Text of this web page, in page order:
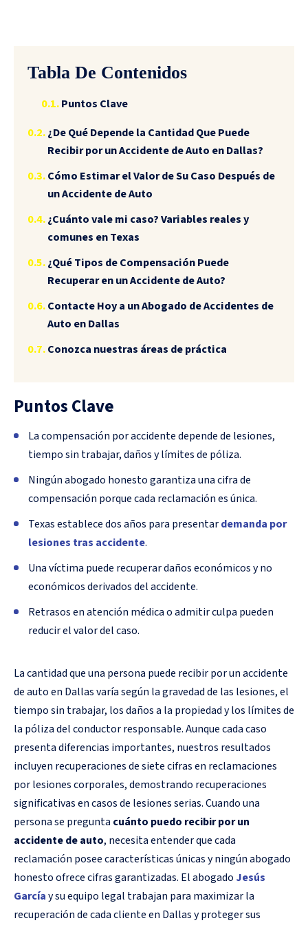
Tabla De Contenidos
Puntos Clave
¿De Qué Depende la Cantidad Que Puede
Recibir por un Accidente de Auto en Dallas?
Cómo Estimar el Valor de Su Caso Después de
un Accidente de Auto
¿Cuánto vale mi caso? Variables reales y
comunes en Texas
¿Qué Tipos de Compensación Puede
Recuperar en un Accidente de Auto?
Contacte Hoy a un Abogado de Accidentes de
Auto en Dallas
Conozca nuestras áreas de práctica
Puntos Clave
La compensación por accidente depende de lesiones,
tiempo sin trabajar, daños y límites de póliza.
Ningún abogado honesto garantiza una cifra de
compensación porque cada reclamación es única.
Texas establece dos años para presentardemanda por
lesiones tras accidente.
Una víctima puede recuperar daños económicos y no
económicos derivados del accidente.
Retrasos en atención médica o admitir culpa pueden
reducir el valor del caso.
La cantidad que una persona puede recibir por un accidente
de auto en Dallas varía según la gravedad de las lesiones, el
tiempo sin trabajar, los daños a la propiedad y los límites de
la póliza del conductor responsable. Aunque cada caso
presenta diferencias importantes, nuestros resultados
incluyen recuperaciones de siete cifras en reclamaciones
por lesiones corporales, demostrando recuperaciones
significativas en casos de lesiones serias. Cuando una
persona se pregunta cuánto puedo recibir por un
accidente de auto, necesita entender que cada
reclamación posee características únicas y ningún abogado
honesto ofrece cifras garantizadas. El abogado Jesús
Garcíay su equipo legal trabajan para maximizar la
recuperación de cada cliente en Dallas y proteger sus